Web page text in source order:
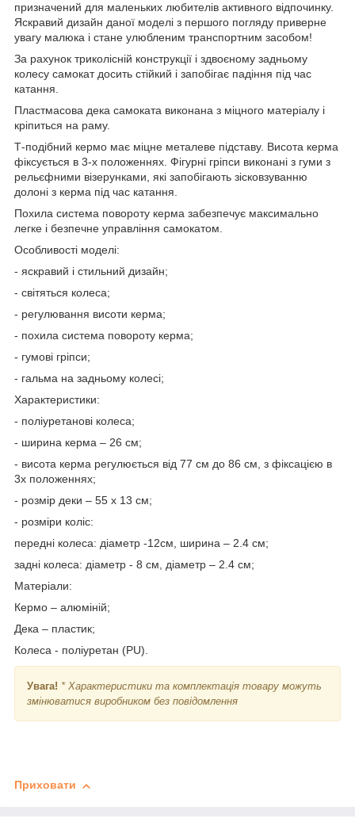
призначений для маленьких любителів активного відпочинку.
Яскравий дизайн даної моделі з першого погляду приверне
увагу малюка і стане улюбленим транспортним засобом!
За рахунок триколісній конструкції і здвоєному задньому
колесу самокат досить стійкий і запобігає падіння під час
катання.
Пластмасова дека самоката виконана з міцного матеріалу і
кріпиться на раму.
Т-подібний кермо має міцне металеве підставу. Висота керма
фіксується в 3-х положеннях. Фігурні гріпси виконані з гуми з
рельєфними візерунками, які запобігають зісковзуванню
долоні з керма під час катання.
Похила система повороту керма забезпечує максимально
легке і безпечне управління самокатом.
Особливості моделі:
- яскравий і стильний дизайн;
- світяться колеса;
- регулювання висоти керма;
- похила система повороту керма;
- гумові гріпси;
- гальма на задньому колесі;
Характеристики:
- поліуретанові колеса;
- ширина керма – 26 см;
- висота керма регулюється від 77 см до 86 см, з фіксацією в
3х положеннях;
- розмір деки – 55 х 13 см;
- розміри коліс:
передні колеса: діаметр -12см, ширина – 2.4 см;
задні колеса: діаметр - 8 см, діаметр – 2.4 см;
Матеріали:
Кермо – алюміній;
Дека – пластик;
Колеса - поліуретан (PU).
Увага! * Характеристики та комплектація товару можуть
змінюватися виробником без повідомлення
Приховати